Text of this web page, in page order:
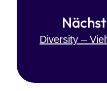
Diversity –